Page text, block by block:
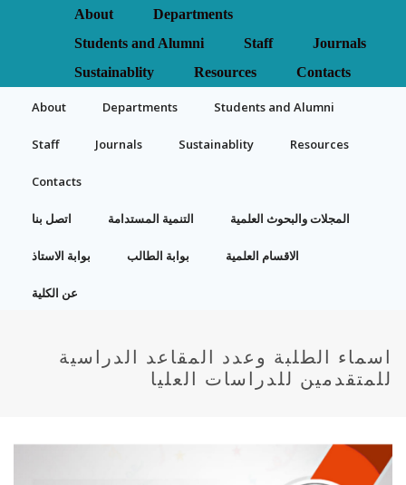
About
Departments
Students and Alumni
Staff
Journals
Sustainablity
Resources Contacts
About Departments Students and Alumni
Staff Journals Sustainablity Resources
Contacts
اتصل بنا التنمية المستدامة المجلات والبحوث العلمية
بوابة الاستاذ بوابة الطالب الاقسام العلمية
عن الكلية
اسماء الطلبة وعدد المقاعد الدراسية
للمتقدمين للدراسات العليا